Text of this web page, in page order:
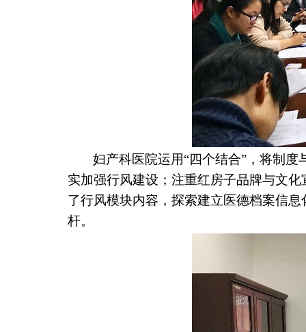
妇产科医院运用“四个结合”，将制
实加强行风建设；注重红房子品牌与文
了行风模块内容，探索建立医德档案信
杆。